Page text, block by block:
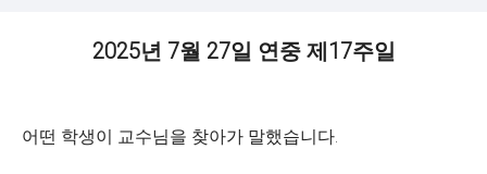
2025년 7월 27일 연중 제17주일
어떤 학생이 교수님을 찾아가 말했습니다.